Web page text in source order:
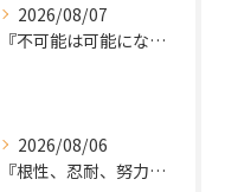
2026/08/07
『不可能は可能になる』
2026/08/06
『根性、忍耐、努力という言葉は死語なのか』